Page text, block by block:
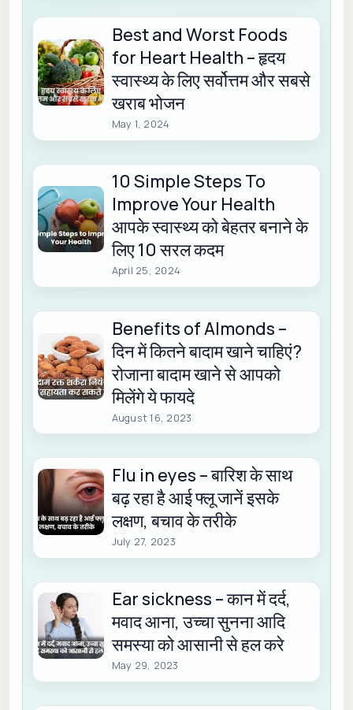
Best and Worst Foods
for Heart Health – हृदय
स्वास्थ्य के लिए सर्वोत्तम और सबसे
खराब भोजन
May 1, 2024
10 Simple Steps To
Improve Your Health
आपके स्वास्थ्य को बेहतर बनाने के
लिए 10 सरल कदम
April 25, 2024
Benefits of Almonds –
दिन में कितने बादाम खाने चाहिएं?
रोजाना बादाम खाने से आपको
मिलेंगे ये फायदे
August 16, 2023
Flu in eyes – बारिश के साथ
बढ़ रहा है आई फ्लू जानें इसके
लक्षण, बचाव के तरीके
July 27, 2023
Ear sickness – कान में दर्द,
मवाद आना, उच्चा सुनना आदि
समस्या को आसानी से हल करे
May 29, 2023